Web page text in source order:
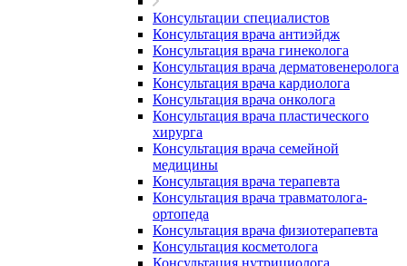
Консультации специалистов
Консультация врача антиэйдж
Консультация врача гинеколога
Консультация врача дерматовенеролога
Консультация врача кардиолога
Консультация врача онколога
Консультация врача пластического
хирурга
Консультация врача семейной
медицины
Консультация врача терапевта
Консультация врача травматолога-
ортопеда
Консультация врача физиотерапевта
Консультация косметолога
Консультация нутрициолога